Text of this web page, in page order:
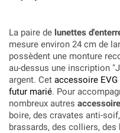
La paire de lunettes
mesure environ 24 cm de
possèdent une monture
au-dessus une inscription
argent. Cet accessoire EVG
futur marié. Pour
nombreux autres
boire, des cravates anti-
brassards, des colliers,